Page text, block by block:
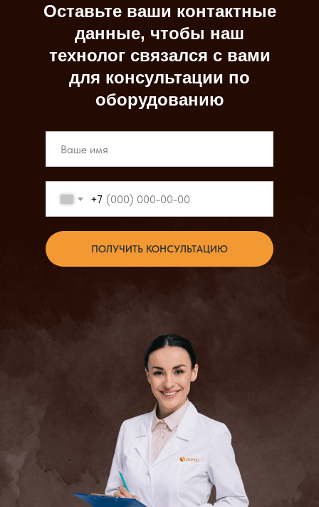
Оставьте ваши контактные
данные, чтобы наш
технолог связался с вами
для консультации по
оборудованию
+7
ПОЛУЧИТЬ КОНСУЛЬТАЦИЮ